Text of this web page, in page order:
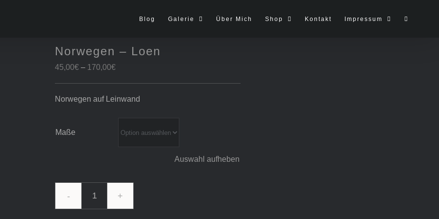
Blog Galerie Über Mich Shop Kontakt Impressum
Norwegen – Loen
45,00€ – 170,00€Preisspanne:
170,00€
Norwegen auf Leinwand
Maße
Auswahl aufheben
Norwegen